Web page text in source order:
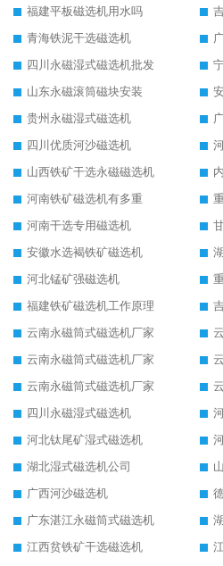
福建平板磁选机用水吗
青海铁泥干选磁选机
四川永磁湿式磁选机批发
山东永磁滚筒磁块安装
贵州永磁湿式磁选机
四川优质河沙磁选机
山西铁矿干选永磁磁选机
河南铁矿磁选机有多重
河南干选专用磁选机
安徽水选褐铁矿磁选机
河北锰矿强磁选机
福建铁矿磁选机工作原理
云南永磁筒式磁选机厂家
云南永磁筒式磁选机厂家
云南永磁筒式磁选机厂家
四川永磁湿式磁选机
河北钛尾矿湿式磁选机
湖北湿式磁选机公司
广西河沙磁选机
广东湛江永磁筒式磁选机
江西贫铁矿干选磁选机